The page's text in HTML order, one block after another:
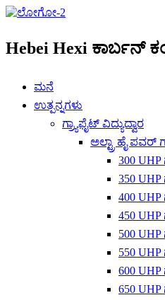
Hebei Hexi ಕಾರ್ಬನ್
ಮನೆ
ಉತ್ಪನ್ನಗಳು
ಗ್ರ್ಯಾಫೈಟ್ ವಿದ್ಯುದ್ವಾರ
ಅಲ್ಟ್ರಾ ಹೈ ಪವರ್
300 UHP
350 UHP
400 UHP
450 UHP
500 UHP
550 UHP
600 UHP
650 UHP